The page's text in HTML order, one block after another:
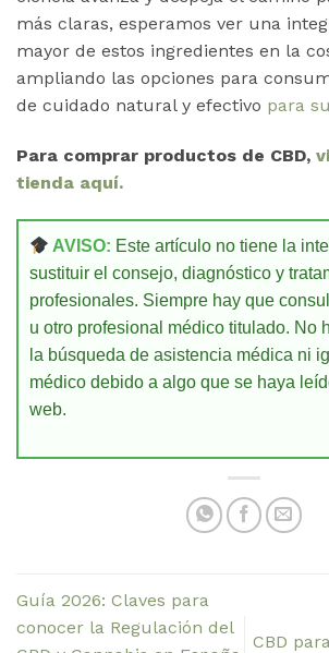
más claras, esperamos ver una
mayor de estos ingredientes en la
ampliando las opciones para
de cuidado natural y efectivo para
Para comprar productos de CBD,
tienda aquí.
AVISO: Este artículo no tiene la
sustituir el consejo, diagnóstico y
profesionales. Siempre hay que
u otro profesional médico titulado. No
la búsqueda de asistencia médica ni
médico debido a algo que se haya
web.
Guía 2026: Claves para
conocer la Regulación del
CBD